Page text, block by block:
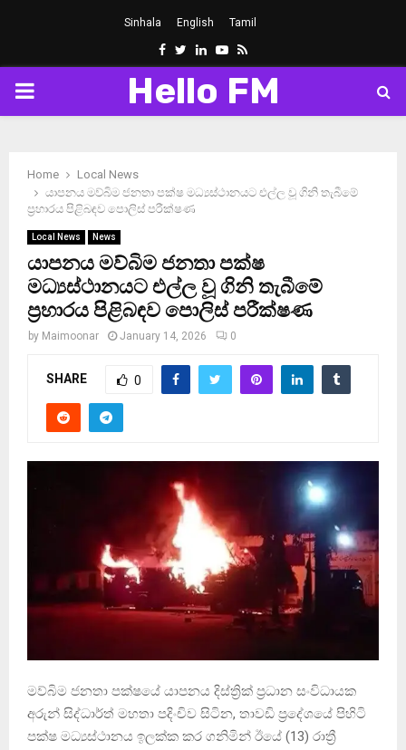
Sinhala English Tamil
Facebook
Twitter
LinkedinYoutube
Rss
PRIMARY
Hello FM
Home
Local News
යාපනය මව්බිම ජනතා පක්ෂ මධ්‍යස්ථානයට එල්ල වූ ගිනි තැබීමේ
ප්‍රහාරය පිළිබඳව පොලිස් පරීක්ෂණ
Local News News
යාපනය මව්බිම ජනතා පක්ෂ
මධ්‍යස්ථානයට එල්ල වූ ගිනි තැබීමේ
ප්‍රහාරය පිළිබඳව පොලිස් පරීක්ෂණ
by Maimoonar January 14, 2026 0
SHARE 0
මව්බිම ජනතා පක්ෂයේ යාපනය දිස්ත්‍රික් ප්‍රධාන සංවිධායක
අරුන් සිද්ධාර්ත් මහතා පදිංචිව සිටින, තාවඩි ප්‍රදේශයේ පිහිටි
පක්ෂ මධ්‍යස්ථානය ඉලක්ක කර ගනිමින් ඊයේ (13) රාත්‍රී